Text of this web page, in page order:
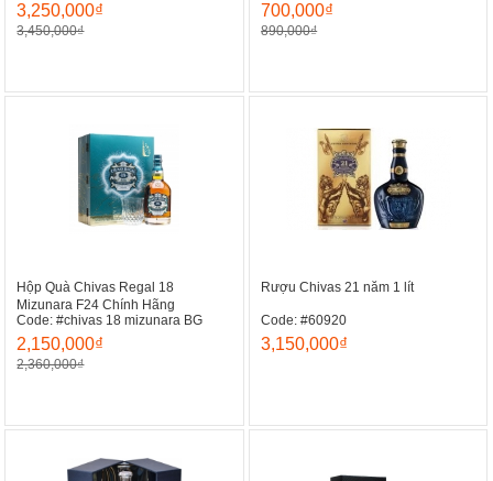
3,250,000₫
3,450,000₫
700,000₫
890,000₫
Hộp Quà Chivas Regal 18
Mizunara F24 Chính Hãng
Code: #chivas 18 mizunara BG
2,150,000₫
2,360,000₫
Rượu Chivas 21 năm 1 lít
Code: #60920
3,150,000₫